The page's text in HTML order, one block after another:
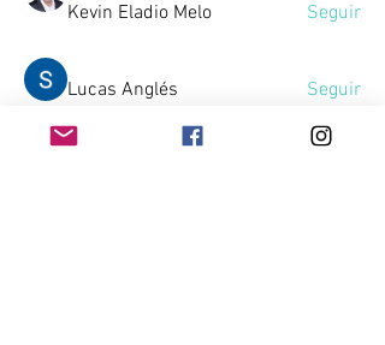
Kevin Eladio Melo Seguir
Lucas Anglés Seguir
Victor Sambuesa Seguir